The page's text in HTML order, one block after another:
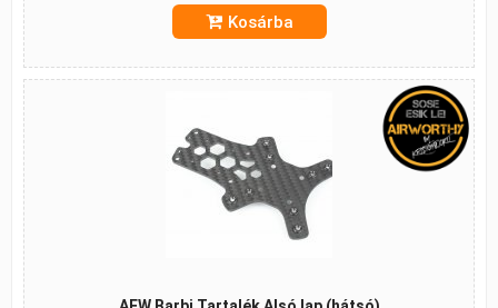
Kosárba